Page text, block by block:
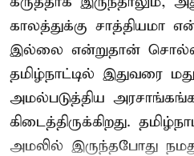
காலத்துக்கு சாத்தியமா
இல்லை என்றுதான்
தமிழ்நாட்டில் இதுவரை
அமல்படுத்திய
கிடைத்திருக்கிறது.
அமலில் இருந்தபோது